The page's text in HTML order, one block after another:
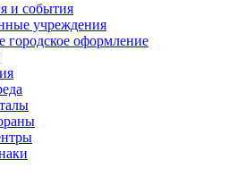
и события
учреждения
городское оформление